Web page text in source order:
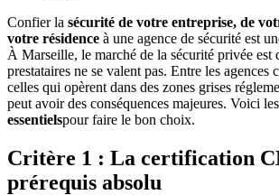
Confier la sécurité de votre entreprise, de
votre résidence à une agence de sécurité est
À Marseille, le marché de la sécurité privée est
prestataires ne se valent pas. Entre les agences
celles qui opèrent dans des zones grises
peut avoir des conséquences majeures. Voici les
essentielspour faire le bon choix.
Critère 1 : La certification
prérequis absolu